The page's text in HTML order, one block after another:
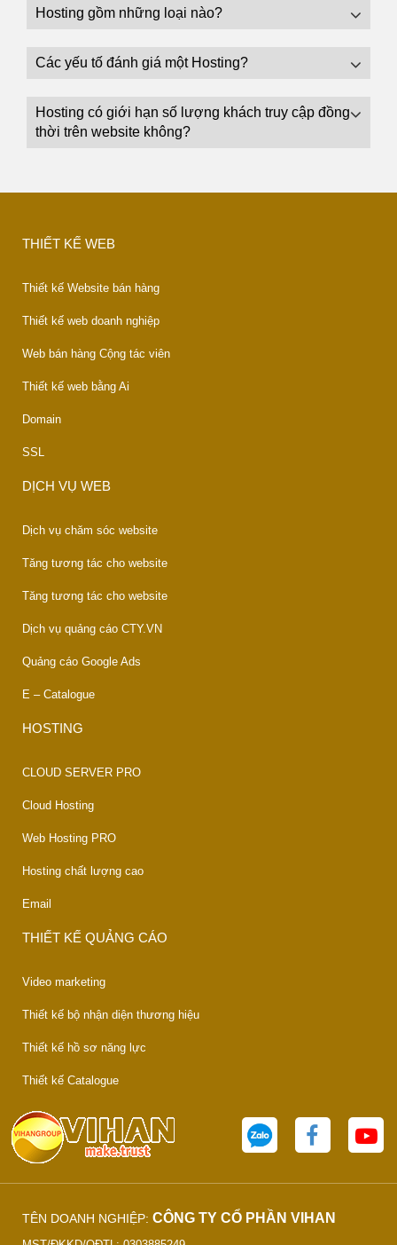
Hosting gồm những loại nào?
Các yếu tố đánh giá một Hosting?
Hosting có giới hạn số lượng khách truy cập đồng
thời trên website không?
THIẾT KẾ WEB
Thiết kế Website bán hàng
Thiết kế web doanh nghiệp
Web bán hàng Cộng tác viên
Thiết kế web bằng Ai
Domain
SSL
DỊCH VỤ WEB
Dịch vụ chăm sóc website
Tăng tương tác cho website
Tăng tương tác cho website
Dịch vụ quảng cáo CTY.VN
Quảng cáo Google Ads
E – Catalogue
HOSTING
CLOUD SERVER PRO
Cloud Hosting
Web Hosting PRO
Hosting chất lượng cao
Email
THIẾT KẾ QUẢNG CÁO
Video marketing
Thiết kế bộ nhận diện thương hiệu
Thiết kế hồ sơ năng lực
Thiết kế Catalogue
TÊN DOANH NGHIỆP: CÔNG TY CỔ PHẦN VIHAN